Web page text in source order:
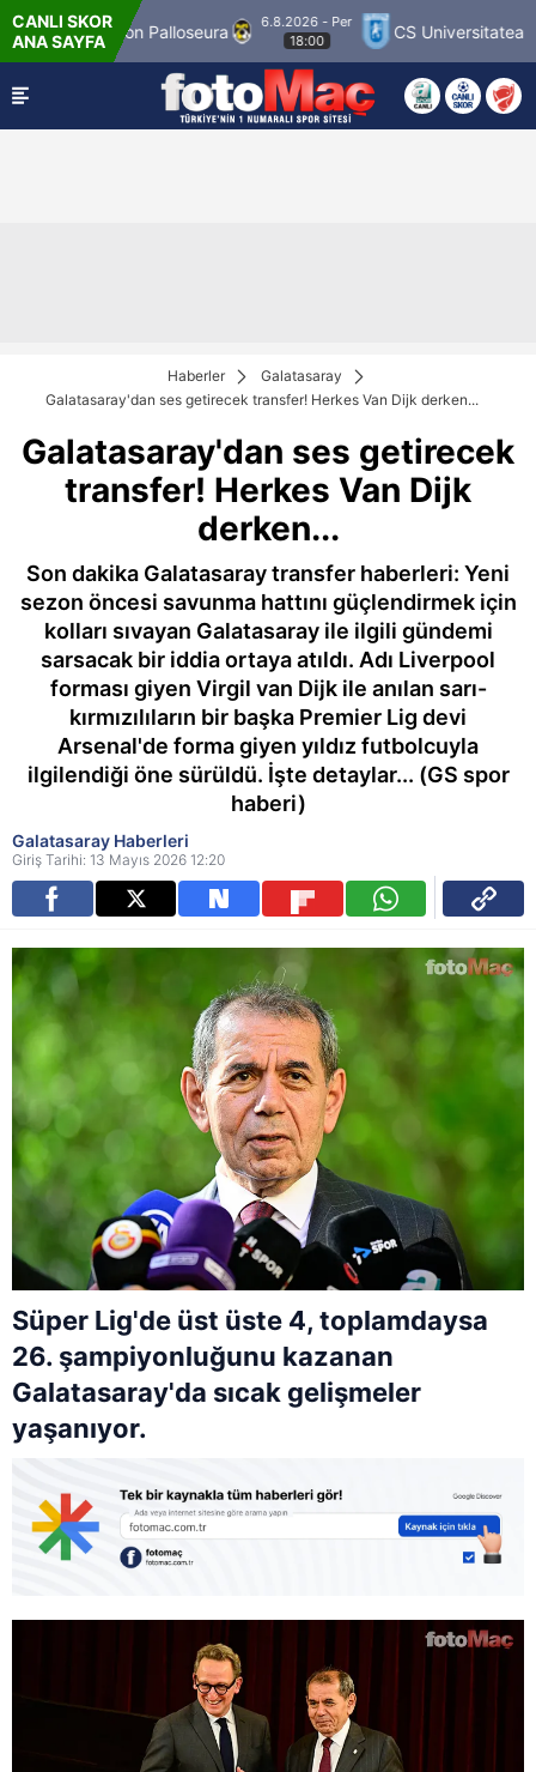
CANLI SKOR
ANA SAYFA
6.8.2026 - Per
18:00
CS Universitatea Craiova 1948
Haberler
Galatasaray
Galatasaray'dan ses getirecek transfer! Herkes Van Dijk derken...
Galatasaray'dan ses getirecek
transfer! Herkes Van Dijk
derken...
Son dakika Galatasaray transfer haberleri: Yeni
sezon öncesi savunma hattını güçlendirmek için
kolları sıvayan Galatasaray ile ilgili gündemi
sarsacak bir iddia ortaya atıldı. Adı Liverpool
forması giyen Virgil van Dijk ile anılan sarı-
kırmızılıların bir başka Premier Lig devi
Arsenal'de forma giyen yıldız futbolcuyla
ilgilendiği öne sürüldü. İşte detaylar... (GS spor
haberi)
Galatasaray Haberleri
Giriş Tarihi: 13 Mayıs 2026 12:20
Süper Lig'de üst üste 4, toplamdaysa
26. şampiyonluğunu kazanan
Galatasaray'da sıcak gelişmeler
yaşanıyor.